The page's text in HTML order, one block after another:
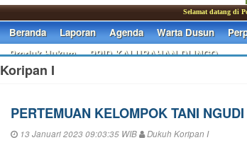
Selamat datang di
Beranda Laporan Agenda Warta Dusun
Produk Hukum
PPID KALURAHAN DLINGO
Koripan I
PERTEMUAN KELOMPOK TANI
13 Januari 2023 09:03:35 WIB Dukuh Koripan I